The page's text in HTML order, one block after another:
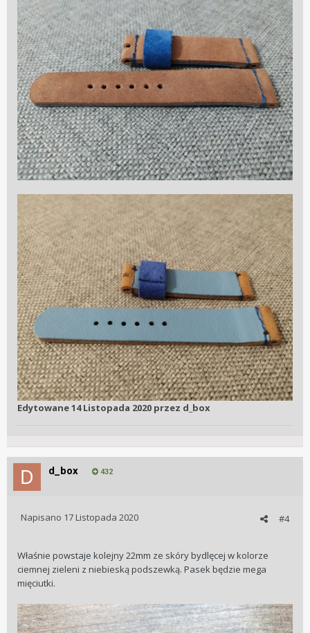
Edytowane14 Listopada 2020 przez d_box
d_box 432
#4
Napisano 17 Listopada 2020
Właśnie powstaje kolejny 22mm ze skóry bydlęcej w kolorze
ciemnej zieleni z niebieską podszewką. Pasek będzie mega
mięciutki.